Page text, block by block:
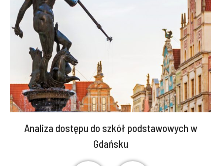
Analiza dostępu do szkół podstawowych w
Gdańsku